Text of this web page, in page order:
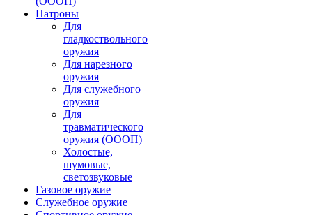
Патроны
Для
гладкоствольного
оружия
Для нарезного
оружия
Для служебного
оружия
Для
травматического
оружия (ОООП)
Холостые,
шумовые,
светозвуковые
Газовое оружие
Служебное оружие